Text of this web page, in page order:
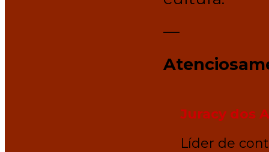
—
Juracy dos
Líder de